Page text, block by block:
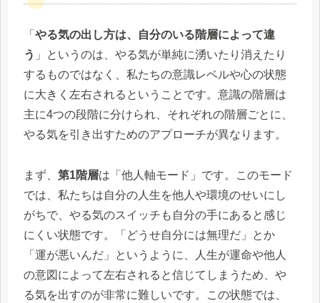
「 やる気の出し方は、自分のいる階層によって違
う 」というのは、やる気が単純に湧いたり消えたり
するものではなく、私たちの意識レベルや心の状態
に大きく左右されるということです。意識の階層は
主に4つの段階に分けられ、それぞれの階層ごとに、
やる気を引き出すためのアプローチが異なります。
まず、 第1階層は「他人軸モード」です。このモード
では、私たちは自分の人生を他人や環境のせいにし
がちで、やる気のスイッチも自分の手にあると感じ
にくい状態です。「どうせ自分には無理だ」とか
「運が悪いんだ」というように、人生が運命や他人
の意図によって左右されると信じてしまうため、や
る気を出すのが非常に難しいです。この状態では、